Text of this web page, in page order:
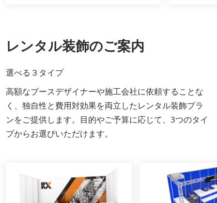
レンタル装飾のご案内
選べる３タイプ
高額なブースデザイナーや施工会社に依頼することな
く、独自性と費用対効果を両立したレンタル装飾プラ
ンをご提供します。目的やご予算に応じて、3つのタイ
プからお選びいただけます。